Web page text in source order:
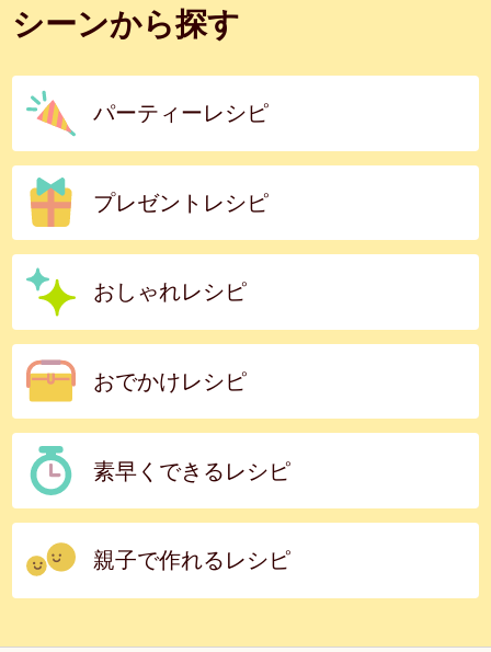
シーンから探す
パーティーレシピ
プレゼントレシピ
おしゃれレシピ
おでかけレシピ
素早くできるレシピ
親子で作れるレシピ